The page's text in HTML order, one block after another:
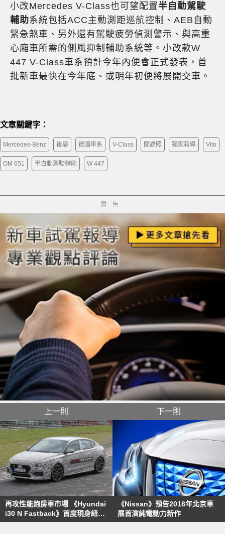
小改Mercedes V-Class也可望配置半自動駕駛
輔助系統包括ACC主動測距巡航控制、AEB自動
緊急煞車、另外還有駕駛疲勞偵測警示、與高重
心廂車所需的側風抑制輔助系統等。小改款W
447 V-Class車系預計今年內便會正式發表，首
批新車最快在今年底、或明年初便將展開交車。
文章關鍵字：
Mercedes-Benz 後驅 德國車系 V-Class 間諜照 獨家報導 Vito
OM 651 半自動駕駛輔助 W 447
廣告
上一則
再攻性能跑房車市場 《Hyundai
i30 N Fastback》首度現身紐柏
林賽道
下一則
《Nissan》預告2018年北京車
展首演純電動力新作